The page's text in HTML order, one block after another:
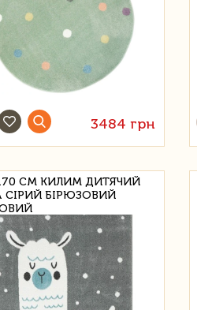
3484 грн
СМ КИЛИМ ДИТЯЧИЙ
БІРЮЗОВИЙ